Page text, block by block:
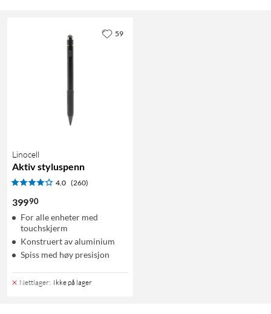
Linocell
Aktiv styluspenn
4.0 (260)
39990
For alle enheter med
touchskjerm
Konstruert av aluminium
Spiss med høy presisjon
Nettlager: Ikke på lager
59